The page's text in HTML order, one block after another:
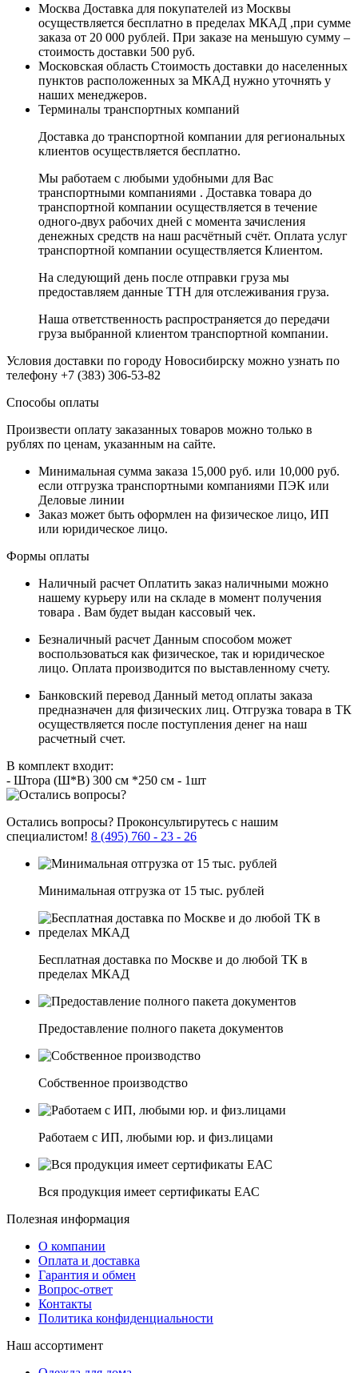
Москва Доставка для покупателей из Москвы
осуществляется бесплатно в пределах МКАД ,при сумме
заказа от 20 000 рублей. При заказе на меньшую сумму –
стоимость доставки 500 руб.
Московская область Стоимость доставки до населенных
пунктов расположенных за МКАД нужно уточнять у
наших менеджеров.
Терминалы транспортных компаний
Доставка до транспортной компании для региональных
клиентов осуществляется бесплатно.
Мы работаем с любыми удобными для Вас
транспортными компаниями . Доставка товара до
транспортной компании осуществляется в течение
одного-двух рабочих дней с момента зачисления
денежных средств на наш расчётный счёт. Оплата услуг
транспортной компании осуществляется Клиентом.
На следующий день после отправки груза мы
предоставляем данные ТТН для отслеживания груза.
Наша ответственность распространяется до передачи
груза выбранной клиентом транспортной компании.
Условия доставки по городу Новосибирску можно узнать по
телефону +7 (383) 306-53-82
Способы оплаты
Произвести оплату заказанных товаров можно только в
рублях по ценам, указанным на сайте.
Минимальная сумма заказа 15,000 руб. или 10,000 руб.
если отгрузка транспортными компаниями ПЭК или
Деловые линии
Заказ может быть оформлен на физическое лицо, ИП
или юридическое лицо.
Формы оплаты
Наличный расчет Оплатить заказ наличными можно
нашему курьеру или на складе в момент получения
товара . Вам будет выдан кассовый чек.
Безналичный расчет Данным способом может
воспользоваться как физическое, так и юридическое
лицо. Оплата производится по выставленному счету.
Банковский перевод Данный метод оплаты заказа
предназначен для физических лиц. Отгрузка товара в ТК
осуществляется после поступления денег на наш
расчетный счет.
В комплект входит:
- Штора (Ш*В) 300 см *250 см - 1шт
Остались вопросы? Проконсультирутесь с нашим
специалистом! 8 (495) 760 - 23 - 26
Минимальная отгрузка от 15 тыс. рублей
Бесплатная доставка по Москве и до любой ТК в
пределах МКАД
Предоставление полного пакета документов
Собственное производство
Работаем с ИП, любыми юр. и физ.лицами
Вся продукция имеет сертификаты ЕАС
Полезная информация
О компании
Оплата и доставка
Гарантия и обмен
Вопрос-ответ
Контакты
Политика конфиденциальности
Наш ассортимент